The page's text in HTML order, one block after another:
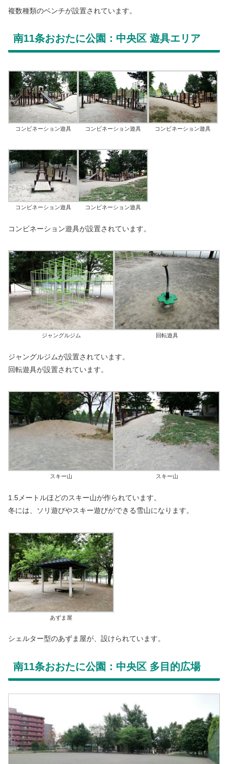
複数種類のベンチが設置されています。
南11条おおたに公園：中央区 遊具エリア
コンビネーション遊具 コンビネーション遊具 コンビネーション遊具
コンビネーション遊具 コンビネーション遊具
コンビネーション遊具が設置されています。
ジャングルジム 回転遊具
ジャングルジムが設置されています。
回転遊具が設置されています。
スキー山 スキー山
1.5メートルほどのスキー山が作られています。
冬には、ソリ遊びやスキー遊びができる雪山になります。
あずま屋
シェルター型のあずま屋が、設けられています。
南11条おおたに公園：中央区 多目的広場